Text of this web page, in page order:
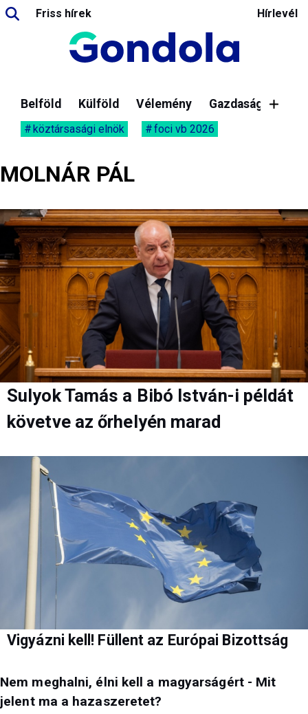
Friss hírek Hírlevél
Belföld Külföld Vélemény Gazdaság
köztársasági elnök foci vb 2026
MOLNÁR PÁL
Sulyok Tamás a Bibó István-i példát
követve az őrhelyén marad
Vigyázni kell! Füllent az Európai Bizottság
Nem meghalni, élni kell a magyarságért - Mit
jelent ma a hazaszeretet?